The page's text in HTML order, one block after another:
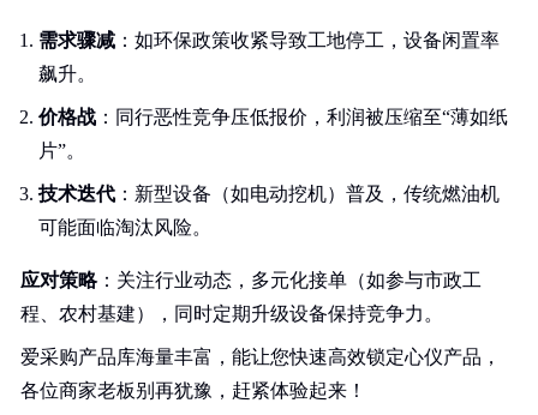
需求骤减 ：如环保政策收紧导致工地停工，设备闲置率
飙升。
价格战 ：同行恶性竞争压低报价，利润被压缩至“薄如纸
片”。
技术迭代 ：新型设备（如电动挖机）普及，传统燃油机
可能面临淘汰风险。
应对策略：关注行业动态，多元化接单（如参与市政工
程、农村基建），同时定期升级设备保持竞争力。
爱采购产品库海量丰富，能让您快速高效锁定心仪产品，
各位商家老板别再犹豫，赶紧体验起来！